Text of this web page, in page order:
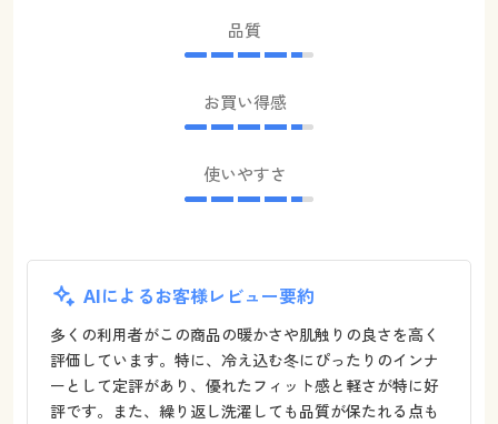
品質
お買い得感
使いやすさ
AIによるお客様レビュー要約
多くの利用者がこの商品の暖かさや肌触りの良さを高く
評価しています。特に、冷え込む冬にぴったりのインナ
ーとして定評があり、優れたフィット感と軽さが特に好
評です。また、繰り返し洗濯しても品質が保たれる点も